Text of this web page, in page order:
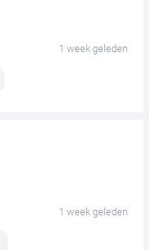
1 week geleden
1 week geleden